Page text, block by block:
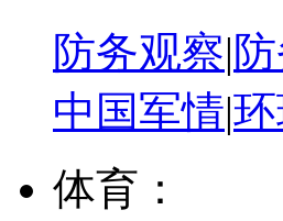
防务观察|
中国军情|
体育：